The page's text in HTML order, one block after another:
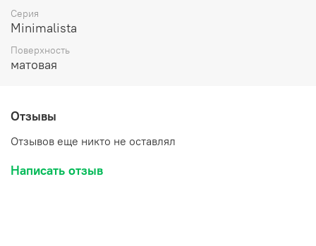
Серия
Minimalista
Поверхность
матовая
Отзывы
Отзывов еще никто не оставлял
Написать отзыв